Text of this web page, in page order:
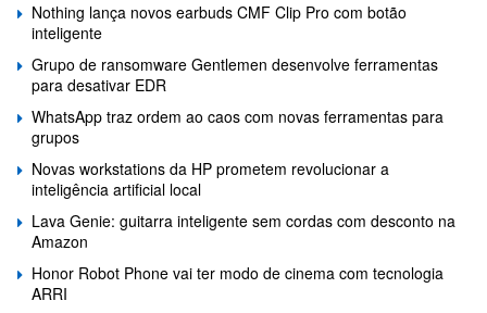
Nothing lança novos earbuds CMF Clip Pro com botão
inteligente
Grupo de ransomware Gentlemen desenvolve ferramentas
para desativar EDR
WhatsApp traz ordem ao caos com novas ferramentas para
grupos
Novas workstations da HP prometem revolucionar a
inteligência artificial local
Lava Genie: guitarra inteligente sem cordas com desconto na
Amazon
Honor Robot Phone vai ter modo de cinema com tecnologia
ARRI